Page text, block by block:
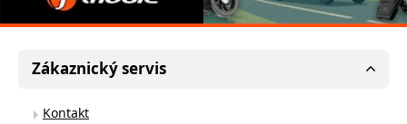
Zákaznický servis
Kontakt